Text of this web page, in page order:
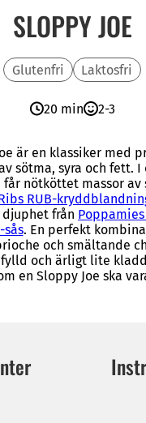
SLOPPY JOE
Glutenfri Laktosfri
20 min 2-3
är en klassiker med
sötma, syra och fett. I
får nötköttet massor av
RUB-
från
sås. En perfekt
och smältande
och ärligt lite
en Sloppy Joe ska